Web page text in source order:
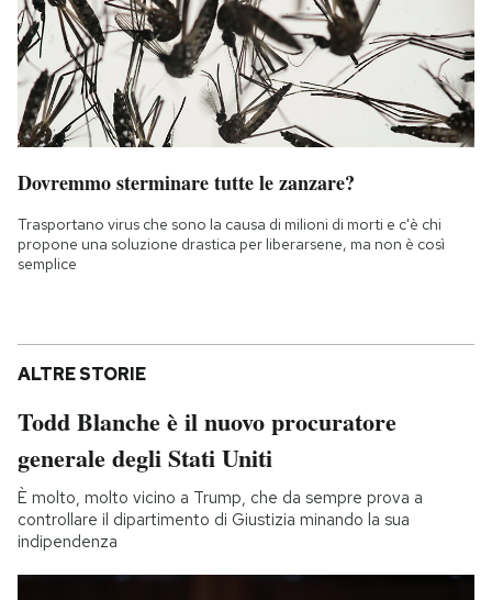
Dovremmo sterminare tutte le zanzare?
Trasportano virus che sono la causa di milioni di morti e c'è chi
propone una soluzione drastica per liberarsene, ma non è così
semplice
ALTRE STORIE
Todd Blanche è il nuovo procuratore
generale degli Stati Uniti
È molto, molto vicino a Trump, che da sempre prova a
controllare il dipartimento di Giustizia minando la sua
indipendenza